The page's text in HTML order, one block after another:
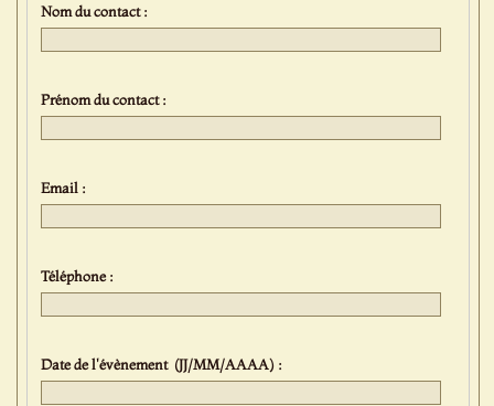
Nom du contact :
Prénom du contact :
Email :
Téléphone :
Date de l'évènement (JJ/MM/AAAA) :